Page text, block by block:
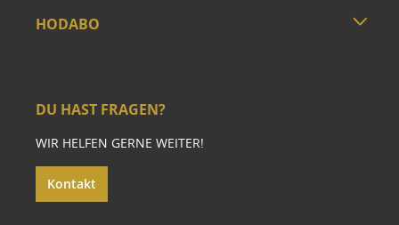
HODABO
DU HAST FRAGEN?
WIR HELFEN GERNE WEITER!
Kontakt